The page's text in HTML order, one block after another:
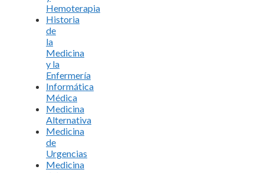
Hemoterapia
Historia
de
la
Medicina
y la
Enfermería
Informática
Médica
Medicina
Alternativa
Medicina
de
Urgencias
Medicina